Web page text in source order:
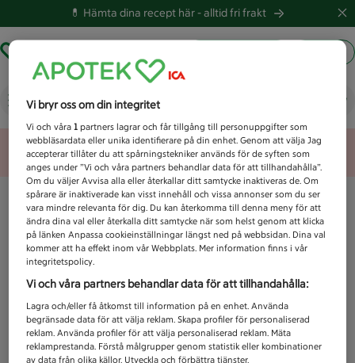
💊 Hämta dina recept här -alltid fri frakt
Vad letar du efter idag?
Unknown error
Vi bryr oss om din integritet
Vi och våra1 partners lagrar och får tillgång till personuppgifter som
webbläsardata eller unika identifierare på din enhet. Genom att välja Jag
accepterar tillåter du att spårningstekniker används för de syften som
anges under ”Vi och våra partners behandlar data för att tillhandahålla”.
Om du väljer Avvisa alla eller återkallar ditt samtycke inaktiveras de. Om
spårare är inaktiverade kan visst innehåll och vissa annonser som du ser
vara mindre relevanta för dig. Du kan återkomma till denna meny för att
ändra dina val eller återkalla ditt samtycke när som helst genom att klicka
på länken Anpassa cookieinställningar längst ned på webbsidan. Dina val
kommer att ha effekt inom vår Webbplats. Mer information finns i vår
integritetspolicy.
Vi och våra partners behandlar data för att tillhandahålla:
Lagra och/eller få åtkomst till information på en enhet. Använda
begränsade data för att välja reklam. Skapa profiler för personaliserad
reklam. Använda profiler för att välja personaliserad reklam. Mäta
reklamprestanda. Förstå målgrupper genom statistik eller kombinationer
av data från olika källor. Utveckla och förbättra tjänster.